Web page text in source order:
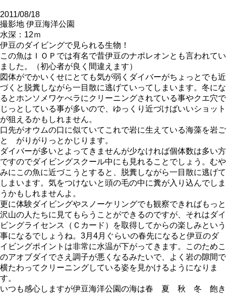
2011/08/18
撮影地 伊豆海洋公園
水深：12ｍ
伊豆のダイビングで見られる生物！
この魚はＩＯＰでは有名で昔伊豆のナポレオンとも言われてい
ました。（初心者が良く間違えます）
図体がでかいくせにとても気が弱くダイバーがちょっとでも近
づくと脱糞しながら一目散に逃げていってしまいます。冬にな
るとホンソメワケべラにクリーニングされている事やクエ穴で
じっとしている事が多いので、ゆっくり近づけばいいショット
が狙えるかもしれません。
口先がオウムの口に似ていてこれで岩に生えている海藻を岩ご
と がりがりっとかじります。
ダイバーが多いとよってきませんが少なければ個体数は多い方
ですのでダイビングスクール中にも見れることでしょう。むや
みにこの魚に近づこうとすると、脱糞しながら一目散に逃げて
しまいます。気をつけないと頭の毛の中に糞が入り込んでしま
うかもしれませんよ。
更に体験ダイビングやスノーケリングでも観察できればもっと
沢山の人たちに見てもらうことができるのですが、それはダイ
ビングライセンス（Ｃカード）を取得してからの楽しみという
事になるでしょうね。3月4月ぐらいの春先になると伊豆のダ
イビングポイントは非常に水温が下がってきます。このためこ
のアオブダイでさえ調子が悪くなるみたいで、よく岩の隙間で
横たわってクリーニングしている姿を見かけるようになりま
す。
いつも感心しますが伊豆海洋公園の海は春 夏 秋 冬 飽き